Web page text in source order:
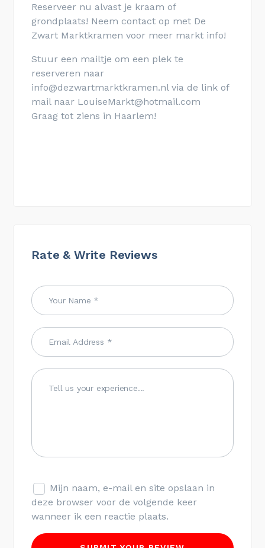
Reserveer nu alvast je kraam of
grondplaats! Neem contact op met De
Zwart Marktkramen voor meer markt info!
Stuur een mailtje om een plek te
reserveren naar
info@dezwartmarktkramen.nl via de link of
mail naar LouiseMarkt@hotmail.com
Graag tot ziens in Haarlem!
Rate & Write Reviews
Mijn naam, e-mail en site opslaan in
deze browser voor de volgende keer
wanneer ik een reactie plaats.